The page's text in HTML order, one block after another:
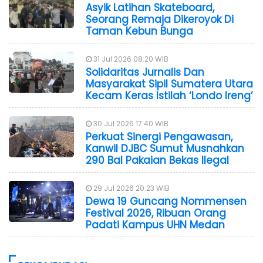
Asyik Latihan Skateboard,
Seorang Remaja Dikeroyok Di
Taman Kebun Bunga
31 Jul 2026 08:20 WIB
Solidaritas Jurnalis Dan
Masyarakat Sipil Sumatera Utara
Kecam Keras Istilah ‘Londo Ireng’
30 Jul 2026 17:40 WIB
Perkuat Sinergi Pengawasan,
Kanwil DJBC Sumut Musnahkan
290 Bal Pakaian Bekas Ilegal
29 Jul 2026 20:23 WIB
Dewa 19 Guncang Nommensen
Festival 2026, Ribuan Orang
Padati Kampus UHN Medan